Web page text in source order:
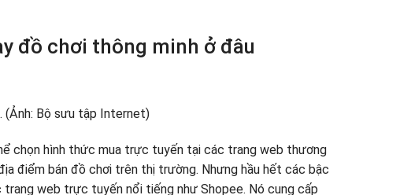
đồ chơi thông minh ở đâu
chọn hình thức mua trực tuyến tại các trang web thương
điểm bán đồ chơi trên thị trường. Nhưng hầu hết các bậc
web trực tuyến nổi tiếng như Shopee. Nó cung cấp